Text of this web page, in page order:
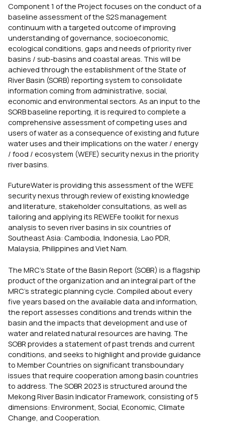
Component 1 of the Project focuses on the conduct of a
baseline assessment of the S2S management
continuum with a targeted outcome of improving
understanding of governance, socioeconomic,
ecological conditions, gaps and needs of priority river
basins / sub-basins and coastal areas. This will be
achieved through the establishment of the State of
River Basin (SORB) reporting system to consolidate
information coming from administrative, social,
economic and environmental sectors. As an input to the
SORB baseline reporting, it is required to complete a
comprehensive assessment of competing uses and
users of water as a consequence of existing and future
water uses and their implications on the water / energy
/ food / ecosystem (WEFE) security nexus in the priority
river basins.
FutureWater is providing this assessment of the WEFE
security nexus through review of existing knowledge
and literature, stakeholder consultations, as well as
tailoring and applying its REWEFe toolkit for nexus
analysis to seven river basins in six countries of
Southeast Asia: Cambodia, Indonesia, Lao PDR,
Malaysia, Philippines and Viet Nam.
The MRC’s State of the Basin Report (SOBR) is a flagship
product of the organization and an integral part of the
MRC’s strategic planning cycle. Compiled about every
five years based on the available data and information,
the report assesses conditions and trends within the
basin and the impacts that development and use of
water and related natural resources are having. The
SOBR provides a statement of past trends and current
conditions, and seeks to highlight and provide guidance
to Member Countries on significant transboundary
issues that require cooperation among basin countries
to address. The SOBR 2023 is structured around the
Mekong River Basin Indicator Framework, consisting of 5
dimensions: Environment, Social, Economic, Climate
Change, and Cooperation.